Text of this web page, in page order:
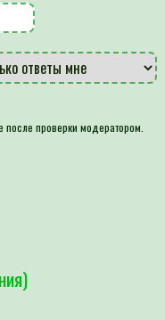
проверки модератором.